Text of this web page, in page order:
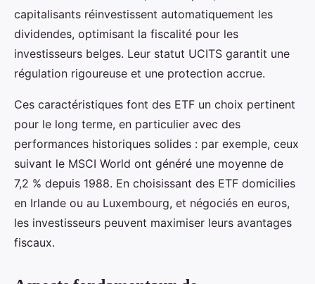
capitalisants réinvestissent automatiquement les
dividendes, optimisant la fiscalité pour les
investisseurs belges. Leur statut UCITS garantit une
régulation rigoureuse et une protection accrue.
Ces caractéristiques font des ETF un choix pertinent
pour le long terme, en particulier avec des
performances historiques solides : par exemple, ceux
suivant le MSCI World ont généré une moyenne de
7,2 % depuis 1988. En choisissant des ETF domicilies
en Irlande ou au Luxembourg, et négociés en euros,
les investisseurs peuvent maximiser leurs avantages
fiscaux.